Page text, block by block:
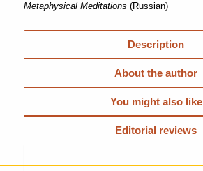
Metaphysical Meditations (Russian)
Description
About the author
You might also like
Editorial reviews